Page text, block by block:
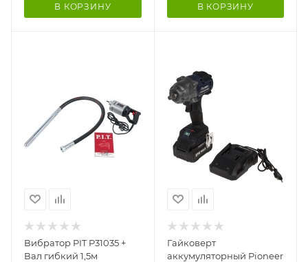
В КОРЗИНУ В КОРЗИНУ
Вибратор PIT P31035 +
Вал гибкий 1,5м
Гайковерт
аккумуляторный Pioneer